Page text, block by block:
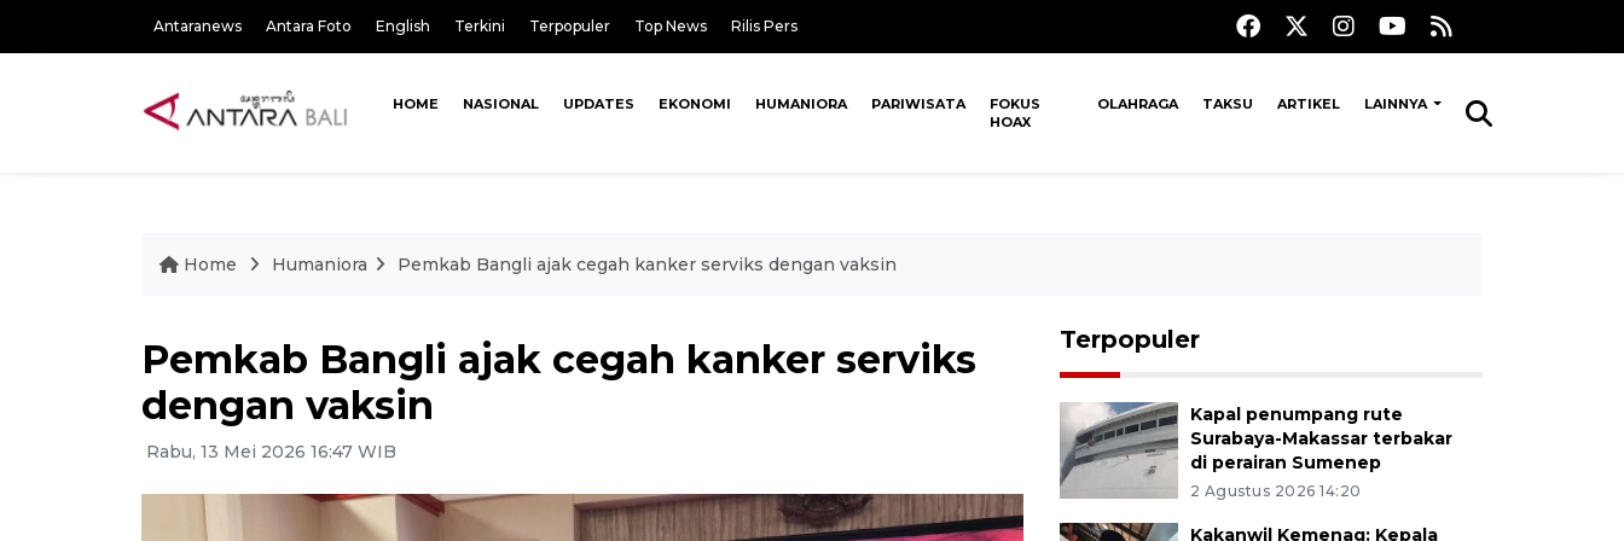
Antaranews Antara Foto English Terkini Terpopuler Top News Rilis Pers
HOME NASIONAL UPDATES EKONOMI HUMANIORA PARIWISATA
FOKUS
HOAX
OLAHRAGA TAKSU ARTIKEL LAINNYA
Home Humaniora Pemkab Bangli ajak cegah kanker serviks dengan vaksin
Pemkab Bangli ajak cegah kanker serviks
dengan vaksin
Rabu, 13 Mei 2026 16:47 WIB
Terpopuler
Kapal penumpang rute
Surabaya-Makassar terbakar
di perairan Sumenep
2 Agustus 2026 14:20
Kakanwil Kemenag: Kepala